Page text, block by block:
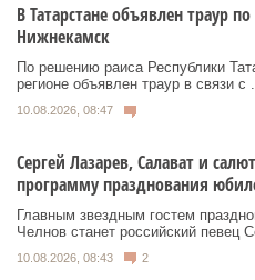
В Татарстане объявлен траур
Нижнекамск
По решению раиса Республики
регионе объявлен траур в связи с ...
10.08.2026, 08:47
Сергей Лазарев, Салават и
программу празднования
Главным звездным гостем
Челнов станет российский певец
10.08.2026, 08:43 2